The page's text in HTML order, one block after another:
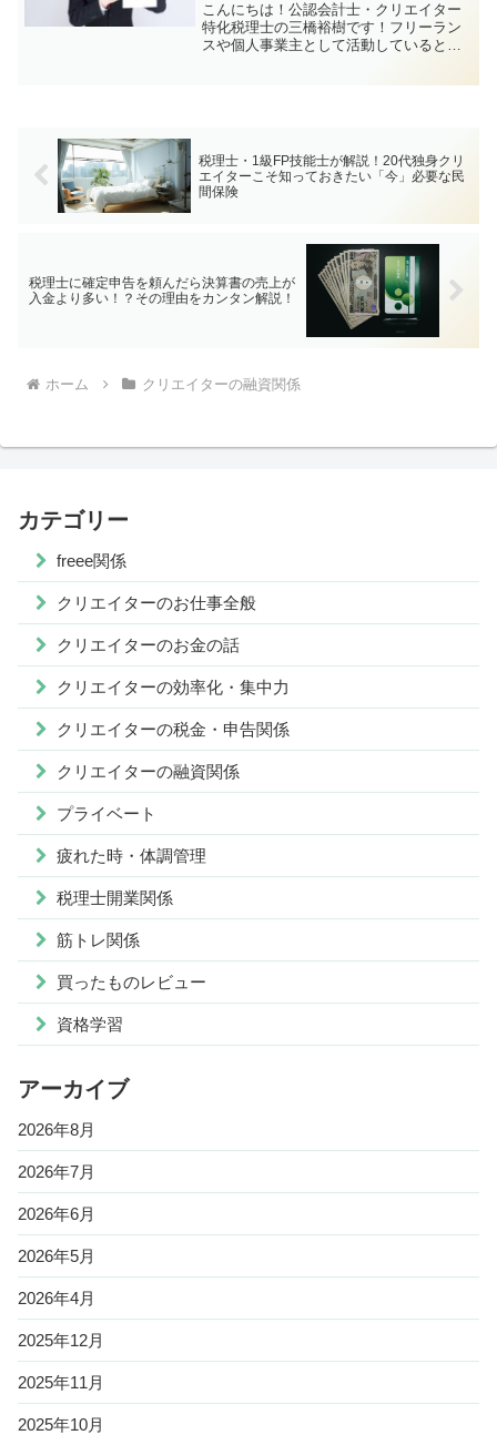
こんにちは！公認会計士・クリエイター
特化税理士の三橋裕樹です！フリーラン
スや個人事業主として活動していると、
税理士・1級FP技能士が解説！20代独身クリ
エイターこそ知っておきたい「今」必要な民
間保険
税理士に確定申告を頼んだら決算書の売上が
入金より多い！？その理由をカンタン解説！
ホーム クリエイターの融資関係
カテゴリー
freee関係
クリエイターのお仕事全般
クリエイターのお金の話
クリエイターの効率化・集中力
クリエイターの税金・申告関係
クリエイターの融資関係
プライベート
疲れた時・体調管理
税理士開業関係
筋トレ関係
買ったものレビュー
資格学習
アーカイブ
2026年8月
2026年7月
2026年6月
2026年5月
2026年4月
2025年12月
2025年11月
2025年10月